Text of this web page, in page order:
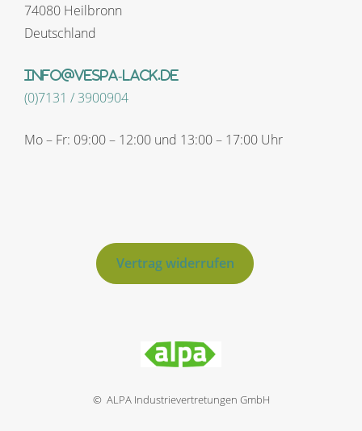
74080 Heilbronn
Deutschland
info@vespa-lack.de
(0)7131 / 3900904
Mo – Fr: 09:00 – 12:00 und 13:00 – 17:00 Uhr
Vertrag widerrufen
© ALPA Industrievertretungen GmbH